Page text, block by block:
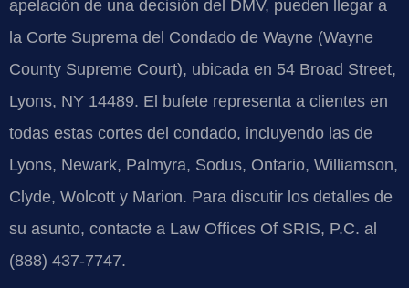
apelación de una decisión del DMV, pueden llegar a
la Corte Suprema del Condado de Wayne (Wayne
County Supreme Court), ubicada en 54 Broad Street,
Lyons, NY 14489. El bufete representa a clientes en
todas estas cortes del condado, incluyendo las de
Lyons, Newark, Palmyra, Sodus, Ontario, Williamson,
Clyde, Wolcott y Marion. Para discutir los detalles de
su asunto, contacte a Law Offices Of SRIS, P.C. al
(888) 437-7747.